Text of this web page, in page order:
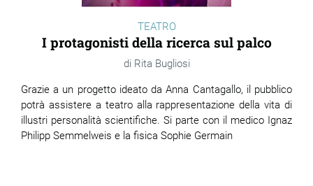
TEATRO
I protagonisti della ricerca sul palco
Rita Bugliosi
Grazie a un progetto ideato da Anna Cantagallo, il pubblico
potrà assistere a teatro alla rappresentazione della vita di
illustri personalità scientifiche. Si parte con il medico Ignaz
Philipp Semmelweis e la fisica Sophie Germain